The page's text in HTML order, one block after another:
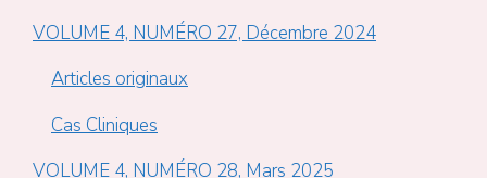
VOLUME 4, NUMÉRO 27, Décembre 2024
Articles originaux
Cas Cliniques
VOLUME 4, NUMÉRO 28, Mars 2025